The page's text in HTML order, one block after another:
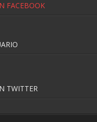
FACEBOOK
TWITTER